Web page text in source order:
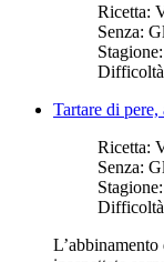
Ricetta:
Senza:
Stagione:
Tartare di
Ricetta:
Senza:
Stagione: